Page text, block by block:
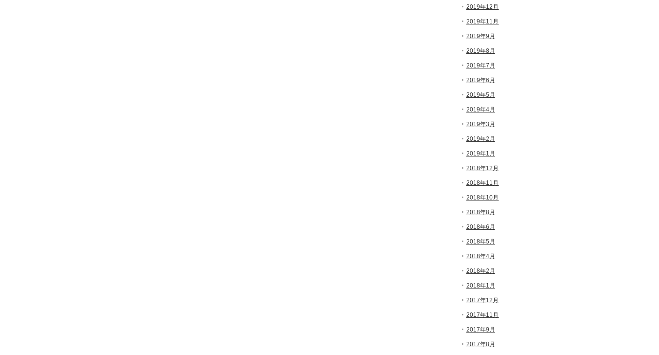
2019年12月
2019年11月
2019年9月
2019年8月
2019年7月
2019年6月
2019年5月
2019年4月
2019年3月
2019年2月
2019年1月
2018年12月
2018年11月
2018年10月
2018年8月
2018年6月
2018年5月
2018年4月
2018年2月
2018年1月
2017年12月
2017年11月
2017年9月
2017年8月